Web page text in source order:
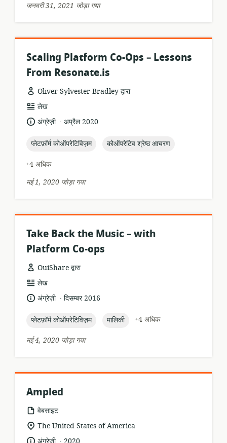
जनवरी 31, 2021 जोड़ा गया
Scaling Platform Co-Ops – Lessons
From Resonate.is
Oliver Sylvester-Bradley द्वारा
संसाधन
प्रारूप:
लेख
भाषा:अंग्रेज़ी .
प्रकाशनअप्रैल 2020
topic:
प्लेटफ़ॉर्म कोऑपरेटिविज़म topic:
कोऑपरेटिव श्रेष्ठ आचरण
+4 अधिक
मई 1, 2020 जोड़ा गया
Take Back the Music – with
Platform Co-ops
OuiShare द्वारा
संसाधन
प्रारूप:
लेख
भाषा:अंग्रेज़ी .
प्रकाशनदिसम्बर 2016
topic:
प्लेटफ़ॉर्म कोऑपरेटिविज़म topic:
मालिकी
+4 अधिक
मई 4, 2020 जोड़ा गया
Ampled
संसाधन
प्रारूप:
वेबसाइट
सुसंगति
का
The United States of America
भाषा:
.
प्रकाशन